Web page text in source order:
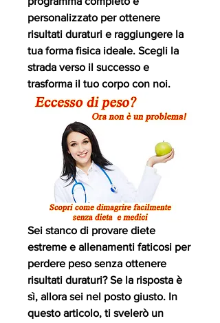
personalizzato per ottenere
risultati duraturi e raggiungere la
tua forma fisica ideale. Scegli la
strada verso il successo e
trasforma il tuo corpo con noi.
Sei stanco di provare diete
estreme e allenamenti faticosi per
perdere peso senza ottenere
risultati duraturi? Se la risposta è
sì, allora sei nel posto giusto. In
questo articolo, ti svelerò un